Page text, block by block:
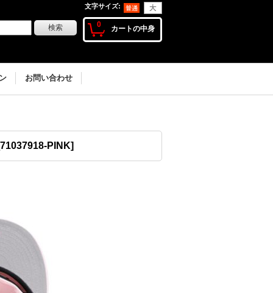
文字サイズ:
0 カートの中身
お問い合わせ
71037918-PINK]